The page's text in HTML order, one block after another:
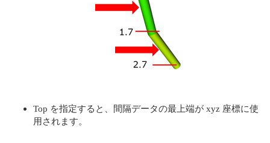
Top を指定すると、間隔データの最上端が xyz 座標に使
用されます。